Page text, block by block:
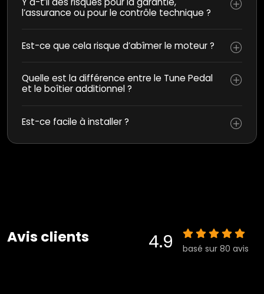
l’assurance ou pour le contrôle technique ?
Est-ce que cela risque d’abîmer le moteur ?
Quelle est la différence entre le Tune Pedal
et le boîtier additionnel ?
Est-ce facile à installer ?
Avis clients 4.9 basé sur 80 avis